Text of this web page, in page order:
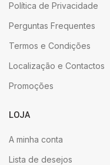
Política de Privacidade
Perguntas Frequentes
Termos e Condições
Localização e Contactos
Promoções
LOJA
A minha conta
Lista de desejos